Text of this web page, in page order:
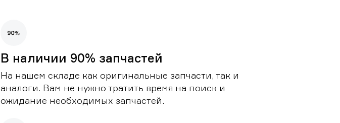
В наличии 90% запчастей
На нашем складе как оригинальные запчасти, так и
аналоги. Вам не нужно тратить время на поиск и
ожидание необходимых запчастей.